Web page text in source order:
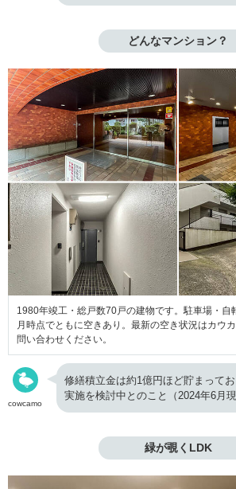
どんなマンション？
1980年竣工・総戸数70戸の建物です。駐車場・自
月時点でともに空きあり。最新の空き状況はカウ
問い合わせください。
cowcamo
修繕積立金は約1億円ほど貯まって
実施を検討中とのこと（2024年6月現
緑が覗くLDK